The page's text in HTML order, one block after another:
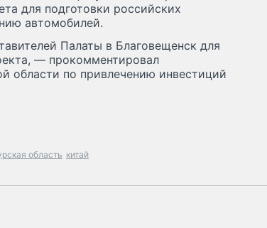
для подготовки российских
автомобилей.
Палаты в Благовещенск для
— прокомментировал
области по привлечению инвестиций
область китай